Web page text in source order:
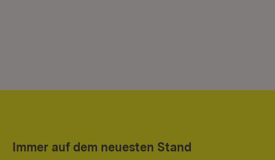
Immer auf dem neuesten Stand